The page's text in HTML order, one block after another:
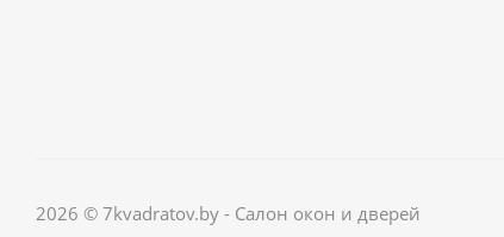
2026 © 7kvadratov.by - Салон окон и дверей